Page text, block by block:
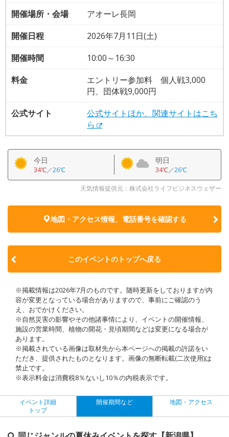
開催場所・会場
アオーレ長岡
開催日程
2026年7月11日(土)
開催時間
10:00～16:30
料金
エントリー参加料 個人戦3,000
円、団体戦9,000円
公式サイト
公式サイトほか、関連サイトはこち
ら
今日
34℃／26℃
明日
34℃／26℃
天気情報提供元：株式会社ライフビジネスウェザー
地図・アクセス情報、電話番号を確認する
このイベントのトップへ戻る
※掲載情報は2026年7月のものです。随時更新をしておりますが内
容が変更となっている場合がありますので、事前にご確認のう
え、おでかけください。
※自然災害の影響やその他諸事情により、イベントの開催情報、
施設の営業時間、植物の開花・見頃期間などは変更になる場合が
あります。
※掲載されている画像は取材先から本ページへの掲載の許諾をい
ただき、提供されたものとなります。画像の無断転載(二次使用)は
禁止です。
※表示料金は消費税8％ないし10％の内税表示です。
イベント詳細
トップ
開催期間など 地図・アクセス